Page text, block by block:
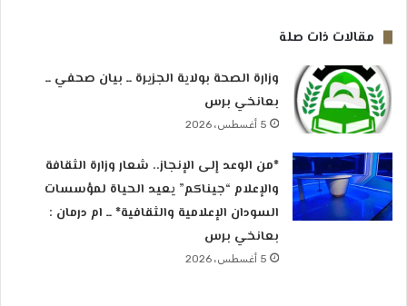
مقالات ذات صلة
وزارة الصحة بولاية الجزيرة ــ بيان صحفي ــ
بعانخي برس
5 أغسطس، 2026
*من الوعد إلى الإنجاز.. شعار وزارة الثقافة
والإعلام “جيناكم” يعيد الحياة لمؤسسات
السودان الإعلامية والثقافية* ــ ام درمان :
بعانخي برس
5 أغسطس، 2026